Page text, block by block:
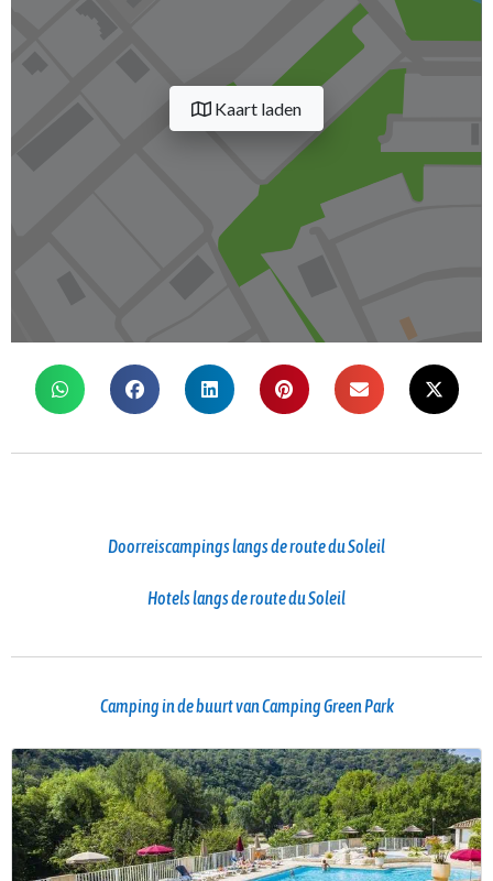
Kaart laden
Doorreiscampings langs de route du Soleil
Hotels langs de route du Soleil
Camping in de buurt van Camping Green Park